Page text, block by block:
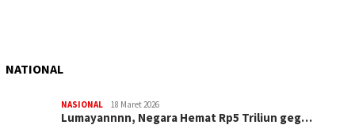
NATIONAL
NASIONAL 18 Maret 2026
Lumayannnn, Negara Hemat Rp5 Triliun geg…